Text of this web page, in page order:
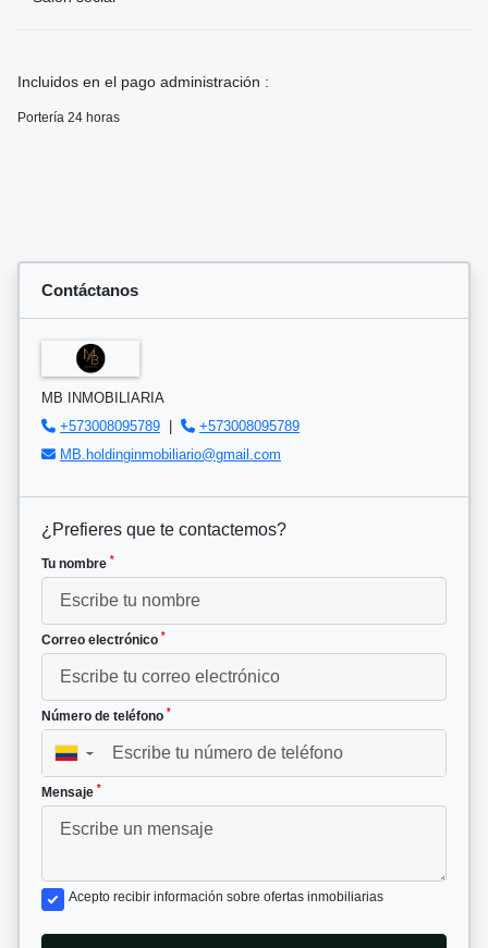
Incluidos en el pago administración :
Portería 24 horas
Contáctanos
MB INMOBILIARIA
+573008095789 |
+573008095789
MB.holdinginmobiliario@gmail.com
¿Prefieres que te contactemos?
Tu nombre *
Correo electrónico *
Número de teléfono *
▼
Mensaje *
Acepto recibir información sobre ofertas inmobiliarias